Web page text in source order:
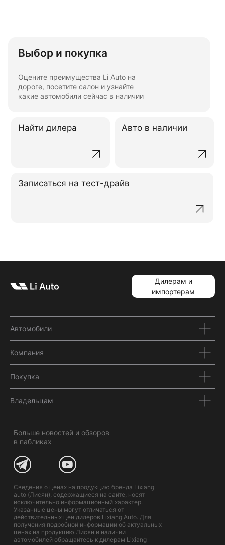
Выбор и покупка
Оцените преимущества Li Auto на
дороге, посетите салон и узнайте
какие автомобили сейчас в наличии
Найти дилера Авто в наличии
Записаться на тест-драйв
Дилерам и
импортерам
Автомобили
Компания
Покупка
Владельцам
Больше новостей и обзоров
в пабликах
Сведения о ценах на продукцию бренда Lixiang
auto (Лисян), содержащиеся на сайте, носят
исключительно информационный характер.
Указанные цены могут отличаться от
действительных цен дилеров Lixiang Auto. Для
получения подробной информации об актуальных
ценах на продукцию Лисян и наличии
автомобилей обращайтесь к дилерам Lixiang